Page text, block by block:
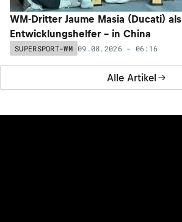
Alle Artikel
WM-Dritter Jaume Masia (Ducati) als
Entwicklungshelfer – in China
SUPERSPORT-WM 09.08.2026 - 06:16